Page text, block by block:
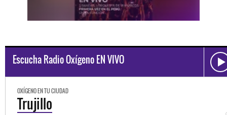
Escucha Radio Oxígeno EN VIVO
OXÍGENO EN TU CIUDAD
Trujillo